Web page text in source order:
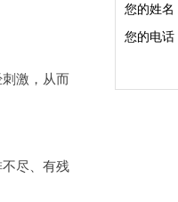
激，从而
尽、有残
您的姓名
您的电话